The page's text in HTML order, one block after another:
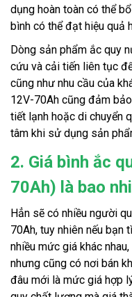
dụng hoàn toàn có thể
bình có thể đạt hiệu quả
Dòng sản phẩm ắc quy
cứu và cải tiến liên tục
cũng như nhu cầu của
12V-70Ah cũng đảm
tiết lạnh hoặc di chuyển
tâm khi sử dụng sản
2. Giá bình ắc
70Ah) là bao
Hẳn sẽ có nhiều người
70Ah, tuy nhiên nếu bạn
nhiều mức giá khác
nhưng cũng có nơi bán
đâu mới là mức giá hợp